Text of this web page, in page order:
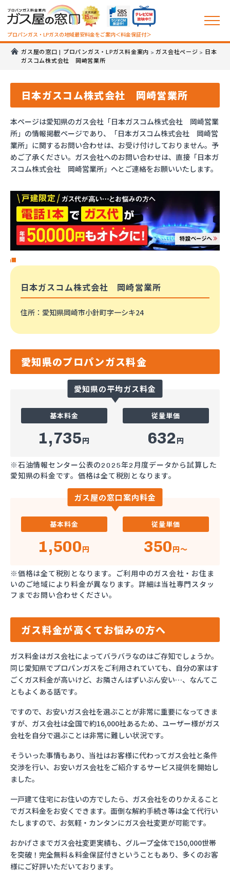
プロパンガス・LPガスの地域最安料金をご案内＜料金保証付＞
ガス屋の窓口 | プロパンガス・LPガス料金案内 >ガス会社ページ >
日本
ガスコム株式会社 岡崎営業所
日本ガスコム株式会社 岡崎営業所
本ページは愛知県のガス会社「日本ガスコム株式会社 岡崎営業
所」の情報掲載ページであり、「日本ガスコム株式会社 岡崎営
業所」に関するお問い合わせは、お受け付けしておりません。予
めご了承ください。ガス会社へのお問い合わせは、直接「日本ガ
スコム株式会社 岡崎営業所」へとご連絡をお願いいたします。
日本ガスコム株式会社 岡崎営業所
住所 ：愛知県岡崎市小針町字一シキ24
愛知県のプロパンガス料金
愛知県の平均ガス料金
基本料金
1,735円
従量単価
632 円
※石油情報センター公表の2025年2月度データから試算した
愛知県の料金です。価格は全て税別となります。
ガス屋の窓口案内料金
基本料金
1,500円
従量単価
350円～
※価格は全て税別となります。ご利用中のガス会社・お住ま
いのご地域により料金が異なります。詳細は当社専門スタッ
フまでお問い合わせください。
ガス料金が高くてお悩みの方へ
ガス料金はガス会社によってバラバラなのはご存知でしょうか。
同じ愛知県でプロパンガスをご利用されていても、自分の家はす
ごくガス料金が高いけど、お隣さんはずいぶん安い…、なんてこ
ともよくある話です。
ですので、お安いガス会社を選ぶことが非常に重要になってきま
すが、ガス会社は全国で約16,000社あるため、ユーザー様がガス
会社を自分で選ぶことは非常に難しい状況です。
そういった事情もあり、当社はお客様に代わってガス会社と条件
交渉を行い、お安いガス会社をご紹介するサービス提供を開始し
ました。
一戸建て住宅にお住いの方でしたら、ガス会社をのりかえること
でガス料金をお安くできます。面倒な解約手続き等は全て代行い
たしますので、お気軽・カンタンにガス会社変更が可能です。
おかげさまでガス会社変更実績も、グループ全体で150,000世帯
を突破！完全無料＆料金保証付きということもあり、多くのお客
様にご好評いただいております。